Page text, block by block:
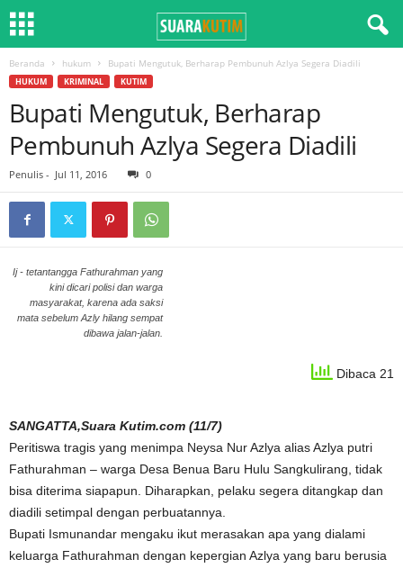
Beranda hukum Bupati Mengutuk, Berharap Pembunuh Azlya Segera Diadili
HUKUM KRIMINAL KUTIM
Bupati Mengutuk, Berharap
Pembunuh Azlya Segera Diadili
Penulis - Jul 11, 2016 0
Ij - tetantangga Fathurahman yang
kini dicari polisi dan warga
masyarakat, karena ada saksi
mata sebelum Azly hilang sempat
dibawa jalan-jalan.
Dibaca 21
SANGATTA,Suara Kutim.com (11/7)
Peritiswa tragis yang menimpa Neysa Nur Azlya alias Azlya putri
Fathurahman – warga Desa Benua Baru Hulu Sangkulirang, tidak
bisa diterima siapapun. Diharapkan, pelaku segera ditangkap dan
diadili setimpal dengan perbuatannya.
Bupati Ismunandar mengaku ikut merasakan apa yang dialami
keluarga Fathurahman dengan kepergian Azlya yang baru berusia